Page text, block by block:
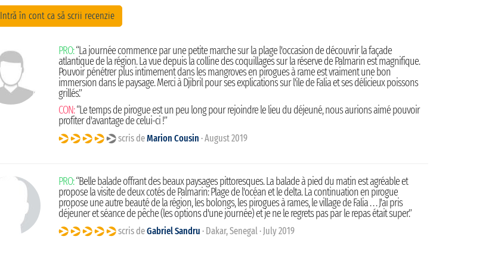
Intră în cont ca să scrii recenzie
PRO:“La journée commence par une petite marche sur la plage l'occasion de découvrir la façade
atlantique de la région. La vue depuis la colline des coquillages sur la réserve de Palmarin est magnifique.
Pouvoir pénétrer plus intimement dans les mangroves en pirogues à rame est vraiment une bon
immersion dans le paysage. Merci à Djibril pour ses explications sur l'ile de Falia et ses délicieux poissons
grillés.”
CON:“Le temps de pirogue est un peu long pour rejoindre le lieu du déjeuné, nous aurions aimé pouvoir
profiter d'avantage de celui-ci !”
scris deMarion Cousin · August 2019
PRO:“Belle balade offrant des beaux paysages pittoresques. La balade à pied du matin est agréable et
propose la visite de deux cotés de Palmarin: Plage de l'océan et le delta. La continuation en pirogue
propose une autre beauté de la région, les bolongs, les pirogues à rames, le village de Falia . . . J'ai pris
déjeuner et séance de pêche (les options d'une journée) et je ne le regrets pas par le repas était super.”
scris deGabriel Sandru · Dakar, Senegal · July 2019